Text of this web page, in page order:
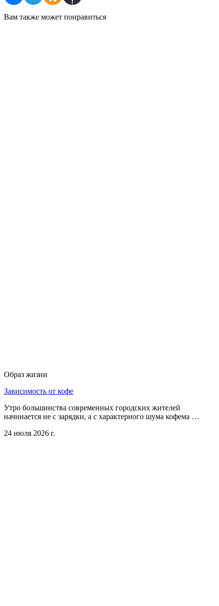
Вам также может понравиться
Образ жизни
Зависимость от кофе
Утро большинства современных городских жителей
начинается не с зарядки, а с характерного шума кофема …
24 июля 2026 г.